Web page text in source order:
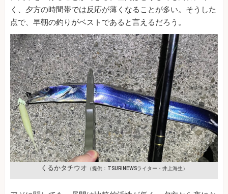
く、夕方の時間帯では反応が薄くなることが多い。そうした
点で、早朝の釣りがベストであると言えるだろう。
くるかタチウオ （提供：TSURINEWSライター・井上海生）